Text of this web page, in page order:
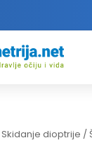
Skidanje dioptrije /